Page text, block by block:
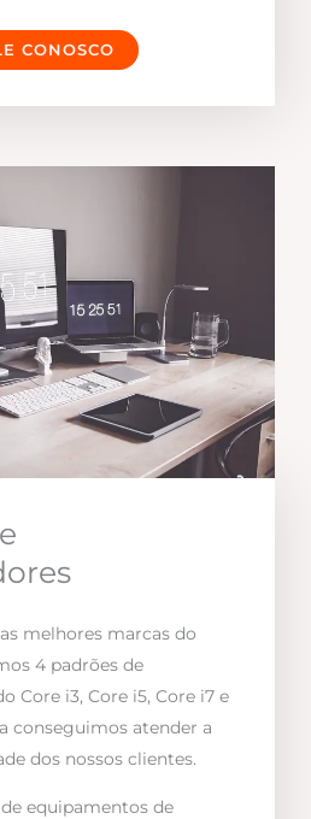
CONOSCO
melhores marcas do
4 padrões de
Core i3, Core i5, Core i7 e
conseguimos atender a
dos nossos clientes.
equipamentos de